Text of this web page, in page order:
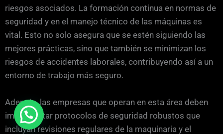
riesgos asociados. La formación continua en normas de
seguridad y en el manejo técnico de las máquinas es
vital. Esto no solo asegura que se estén siguiendo las
mejores prácticas, sino que también se minimizan los
riesgos de accidentes laborales, contribuyendo así a un
entorno de trabajo más seguro.
Además, las empresas que operan en esta área deben
implementar protocolos de seguridad robustos que
incluyan revisiones regulares de la maquinaria y el